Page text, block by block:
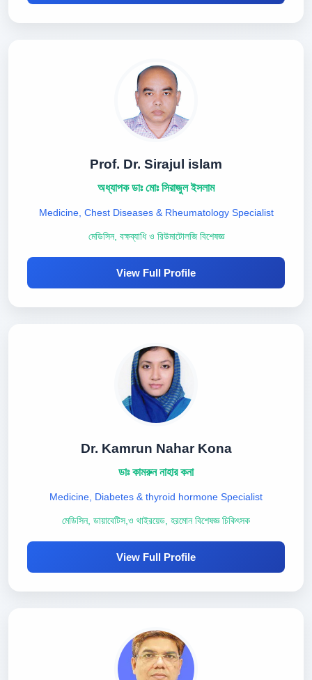
Prof. Dr. Sirajul islam
অধ্যাপক ডাঃ মোঃ সিরাজুল ইসলাম
Medicine, Chest Diseases & Rheumatology Specialist
মেডিসিন, বক্ষব্যাধি ও রিউমাটোলজি বিশেষজ্ঞ
View Full Profile
Dr. Kamrun Nahar Kona
ডাঃ কামরুন নাহার কনা
Medicine, Diabetes & thyroid hormone Specialist
মেডিসিন, ডায়াবেটিস,ও থাইরয়েড, হরমোন বিশেষজ্ঞ চিকিৎসক
View Full Profile